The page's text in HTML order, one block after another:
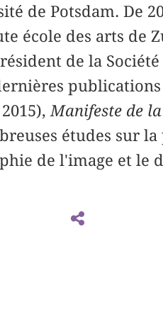
de Potsdam. De
école des arts de
de la
Manifeste de
études sur
de l'image et le